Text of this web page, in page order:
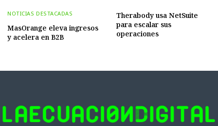
NOTICIAS DESTACADAS
MasOrange eleva ingresos
y acelera en B2B
Therabody usa NetSuite
para escalar sus
operaciones